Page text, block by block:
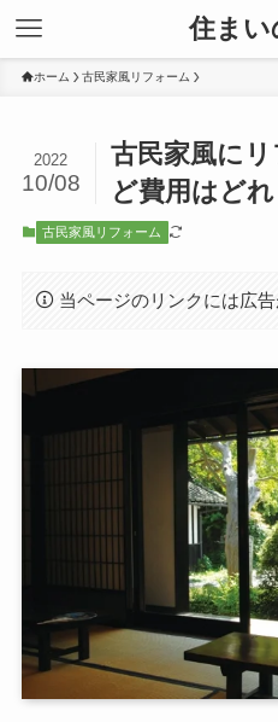
住まい
ホーム 古民家風リフォーム
古民家風に
ど費用はど
2022
10/08
古民家風リフォーム
当ページのリンクには広告